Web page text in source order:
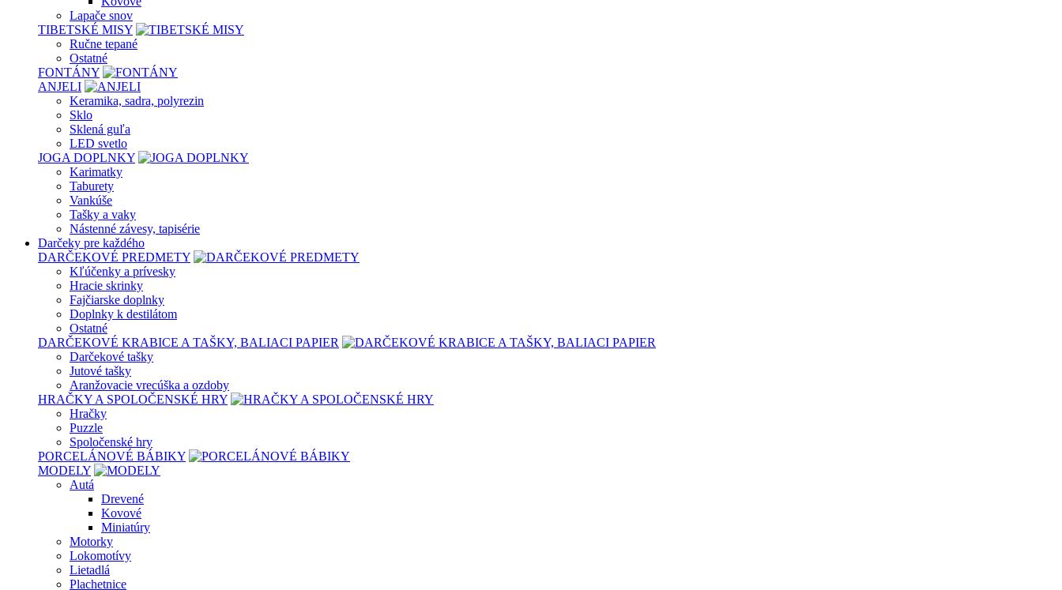
Lapače snov
TIBETSKÉ MISY
Ručne tepané
Ostatné
FONTÁNY
ANJELI
Keramika, sadra, polyrezin
Sklo
Sklená guľa
LED svetlo
JOGA DOPLNKY
Karimatky
Taburety
Vankúše
Tašky a vaky
Nástenné závesy, tapisérie
Darčeky pre každého
DARČEKOVÉ PREDMETY
Kľúčenky a prívesky
Hracie skrinky
Fajčiarske doplnky
Doplnky k destilátom
Ostatné
DARČEKOVÉ KRABICE A TAŠKY, BALIACI PAPIER
Darčekové tašky
Jutové tašky
Aranžovacie vrecúška a ozdoby
HRAČKY A SPOLOČENSKÉ HRY
Hračky
Puzzle
Spoločenské hry
PORCELÁNOVÉ BÁBIKY
MODELY
Autá
Drevené
Kovové
Miniatúry
Motorky
Lokomotívy
Lietadlá
Plachetnice